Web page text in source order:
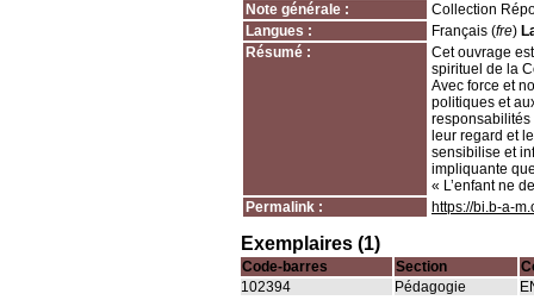
Note générale :
Collection
Langues :
Français (fre)
Résumé :
Cet ouvrage
spirituel de la
Avec force et
politiques et
responsabilités
leur regard et
sensibilise et
impliquante
« L’enfant ne
Permalink :
https://bi.b-a-
Exemplaires (1)
Code-barres Section
102394
Pédagogie